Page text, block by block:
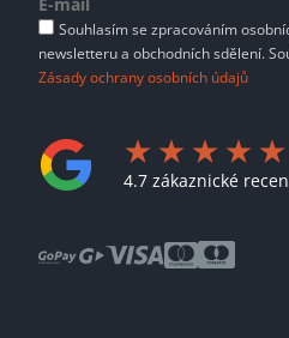
Souhlasím se zpracováním
newsletteru a obchodních sdělení.
Zásady ochrany osobních údajů
4.7 zákaznické